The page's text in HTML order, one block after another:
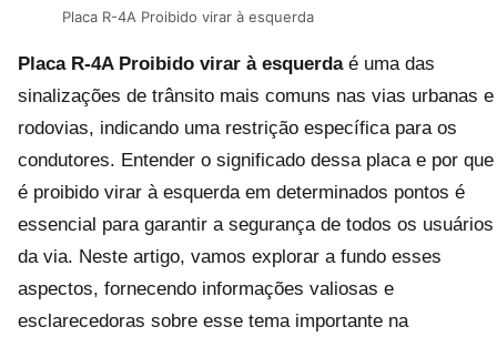
Placa R-4A Proibido virar à esquerda
Placa R-4A Proibido virar à esquerdaé uma das
sinalizações de trânsito mais comuns nas vias urbanas e
rodovias, indicando uma restrição específica para os
condutores. Entender o significado dessa placa e por que
é proibido virar à esquerda em determinados pontos é
essencial para garantir a segurança de todos os usuários
da via. Neste artigo, vamos explorar a fundo esses
aspectos, fornecendo informações valiosas e
esclarecedoras sobre esse tema importante na